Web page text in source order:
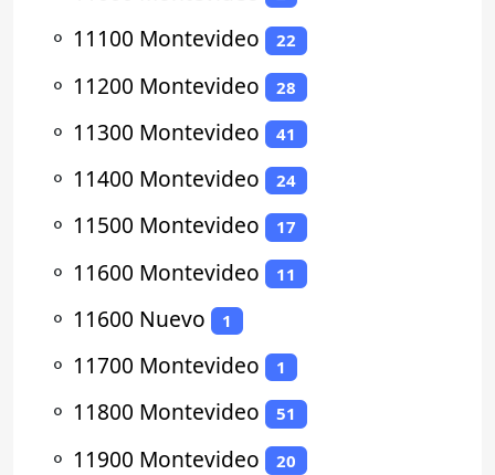
⚬ 11100 Montevideo 22
⚬ 11200 Montevideo 28
⚬ 11300 Montevideo 41
⚬ 11400 Montevideo 24
⚬ 11500 Montevideo 17
⚬ 11600 Montevideo 11
⚬ 11600 Nuevo 1
⚬ 11700 Montevideo 1
⚬ 11800 Montevideo 51
⚬ 11900 Montevideo 20